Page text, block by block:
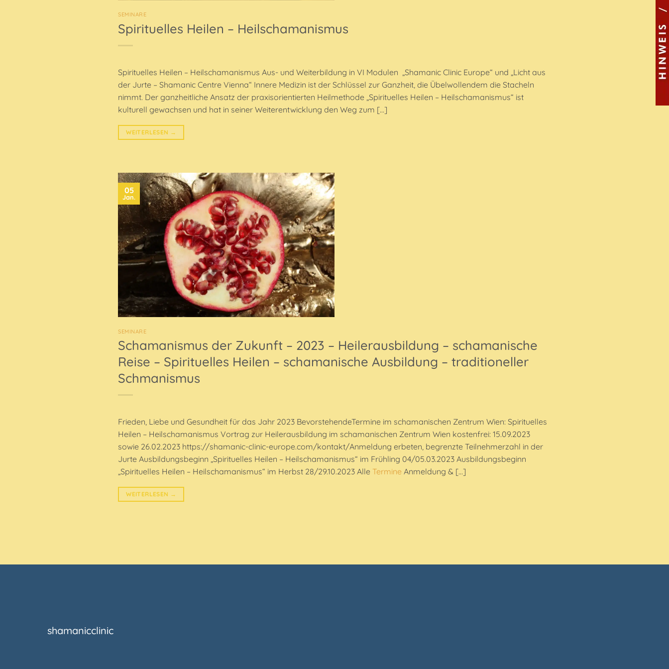
SEMINARE
Spirituelles Heilen – Heilschamanismus
Spirituelles Heilen – Heilschamanismus Aus- und Weiterbildung in VI Modulen „Shamanic Clinic Europe“ und „Licht aus
der Jurte – Shamanic Centre Vienna“ Innere Medizin ist der Schlüssel zur Ganzheit, die Übelwollendem die Stacheln
nimmt. Der ganzheitliche Ansatz der praxisorientierten Heilmethode „Spirituelles Heilen – Heilschamanismus“ ist
kulturell gewachsen und hat in seiner Weiterentwicklung den Weg zum […]
WEITERLESEN →
05
Jan.
SEMINARE
Schamanismus der Zukunft – 2023 – Heilerausbildung – schamanische
Reise – Spirituelles Heilen – schamanische Ausbildung – traditioneller
Schmanismus
Frieden, Liebe und Gesundheit für das Jahr 2023 BevorstehendeTermine im schamanischen Zentrum Wien: Spirituelles
Heilen – Heilschamanismus Vortrag zur Heilerausbildung im schamanischen Zentrum Wien kostenfrei: 15.09.2023
sowie 26.02.2023 https://shamanic-clinic-europe.com/kontakt/Anmeldung erbeten, begrenzte Teilnehmerzahl in der
Jurte Ausbildungsbeginn „Spirituelles Heilen – Heilschamanismus“ im Frühling 04/05.03.2023 Ausbildungsbeginn
„Spirituelles Heilen – Heilschamanismus“ im Herbst 28/29.10.2023 Alle Termine Anmeldung & […]
WEITERLESEN →
shamanicclinic